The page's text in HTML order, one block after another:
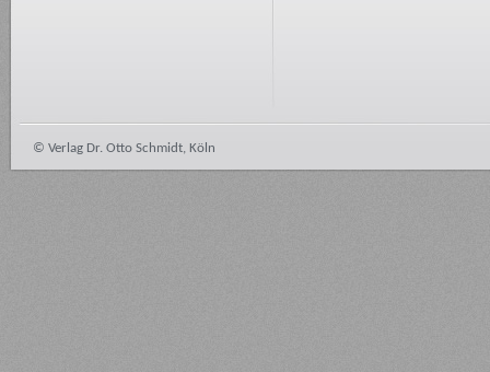
© Verlag Dr. Otto Schmidt, Köln